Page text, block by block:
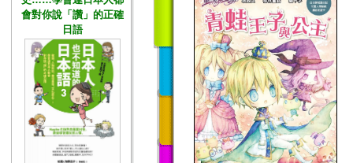
會對你說「讚」的正確
日語